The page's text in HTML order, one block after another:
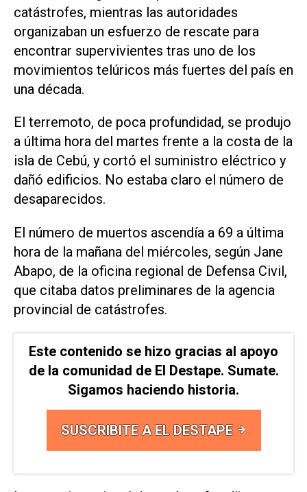
catástrofes, mientras las autoridades
organizaban un esfuerzo de rescate para
encontrar supervivientes tras uno de los
movimientos telúricos más fuertes del país en
una década.
El terremoto, de poca profundidad, se produjo
a última hora del martes frente a la costa de la
isla de Cebú, y cortó el suministro eléctrico y
dañó edificios. No estaba claro el número de
desaparecidos.
El número de muertos ascendía a 69 a última
hora de la mañana del miércoles, según Jane
Abapo, de la oficina regional de Defensa Civil,
que citaba datos preliminares de la agencia
provincial de catástrofes.
Este contenido se hizo gracias al apoyo
de la comunidad de El Destape. Sumate.
Sigamos haciendo historia.
SUSCRIBITE A EL DESTAPE